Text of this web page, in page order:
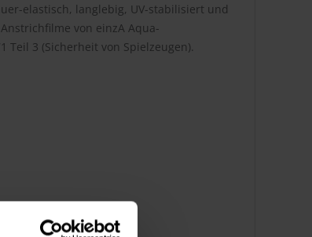
elastisch, langlebig, UV-stabilisiert und
von einzA Aqua-
3 (Sicherheit von Spielzeugen).